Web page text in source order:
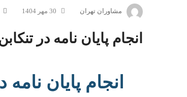
مشاوران تهران 30 مهر 1404
انجام پایان نامه در
انجام پایان